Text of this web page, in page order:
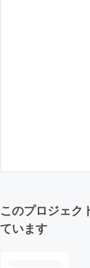
このプロジェク
ています